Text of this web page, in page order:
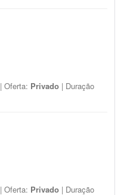
| Oferta: Privado | Duração
| Oferta: Privado | Duração